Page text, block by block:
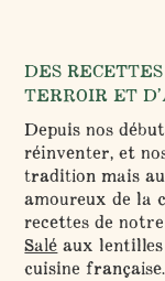
DES
TERROIR ET
Depuis nos
réinventer, et
tradition mais
amoureux de la
recettes de
Salé aux
cuisine